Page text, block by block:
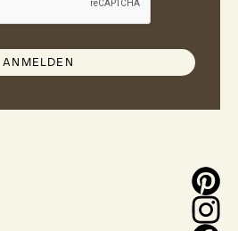
ANMELDEN